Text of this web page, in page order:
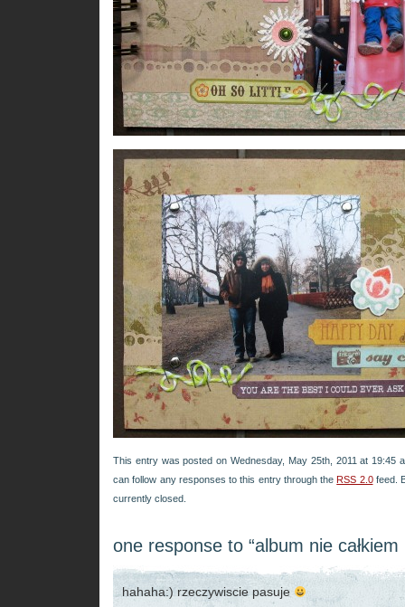
This entry was posted on Wednesday, May 25th, 2011 at 19:45
can follow any responses to this entry through the RSS 2.0feed.
currently closed.
one response to “album nie całkiem
hahaha:) rzeczywiscie pasuje